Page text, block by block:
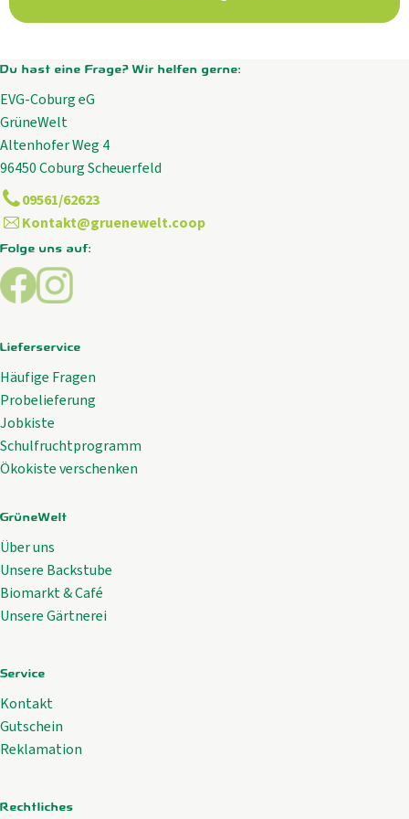
Du hast eine Frage? Wir helfen gerne:
EVG-Coburg eG
GrüneWelt
Altenhofer Weg 4
96450 Coburg Scheuerfeld
09561/62623
Kontakt@gruenewelt.coop
Folge uns auf:
Externer Link zu https://www.facebook.com/
Externer Link zu https://www.instagram.com/
Lieferservice
Häufige Fragen
Probelieferung
Jobkiste
Schulfruchtprogramm
Ökokiste verschenken
GrüneWelt
Über uns
Unsere Backstube
Biomarkt & Café
Unsere Gärtnerei
Service
Kontakt
Gutschein
Reklamation
Rechtliches